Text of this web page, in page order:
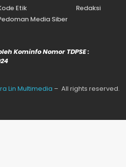
Etik
Redaksi
Media Siber
Kominfo Nomor TDPSE :
Lin Multimedia – All rights reserved.